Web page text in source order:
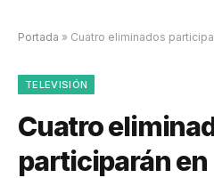
Portada » Cuatro eliminados
TELEVISIÓN
Cuatro
participarán en